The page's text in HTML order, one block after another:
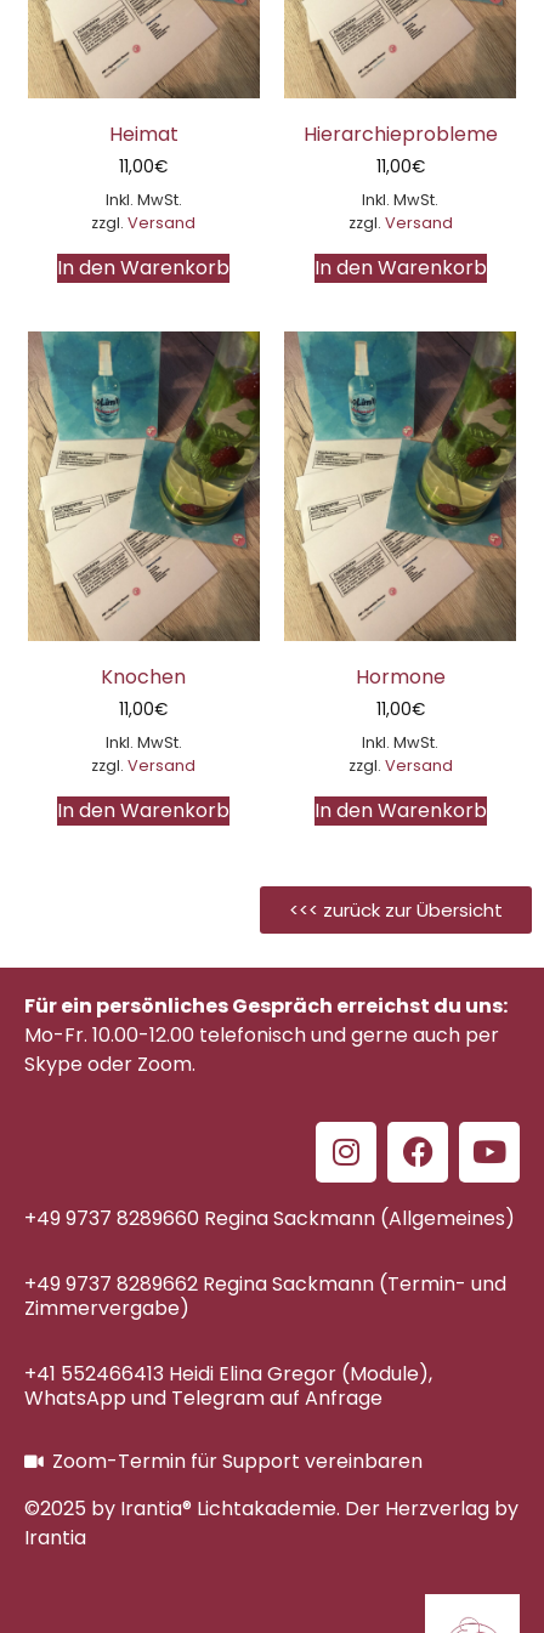
Heimat
11,00€
Inkl. MwSt.
zzgl.Versand
In den Warenkorb
Hierarchieprobleme
11,00€
Inkl. MwSt.
zzgl. Versand
In den Warenkorb
Knochen
11,00€
Inkl. MwSt.
zzgl.Versand
In den Warenkorb
Hormone
11,00€
Inkl. MwSt.
zzgl. Versand
In den Warenkorb
<<< zurück zur Übersicht
Für ein persönliches Gespräch erreichst du uns:
Mo-Fr. 10.00-12.00 telefonischund gerne auch per
Skype oder Zoom.
+49 9737 8289660 Regina Sackmann (Allgemeines)
+49 9737 8289662 Regina Sackmann (Termin- und
Zimmervergabe)
+41 552466413 Heidi Elina Gregor (Module),
WhatsApp und Telegram auf Anfrage
Zoom-Termin für Support vereinbaren
©2025 by Irantia® Lichtakademie. Der Herzverlag by
Irantia